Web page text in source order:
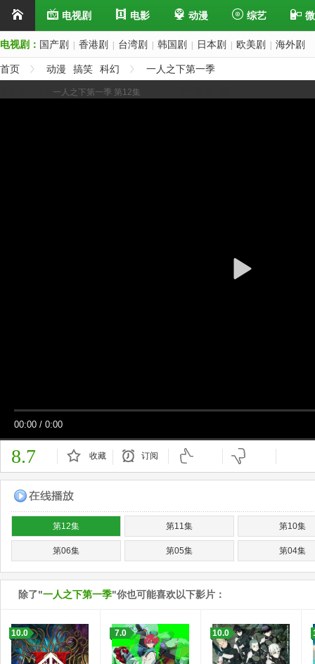
电视剧 电影 动漫 综艺
电视剧： 国产剧 香港剧 台湾剧 韩国剧 日本剧 欧美剧 海外剧
首页 动漫 搞笑 科幻 一人之下第一季
一人之下第一季 第12集
00:00 / 0:00
8.7 收藏 订阅
第12集 第11集 第10集
第06集 第05集 第04集
除了"一人之下第一季"你也可能喜欢以下影片：
10.0 7.0 10.0